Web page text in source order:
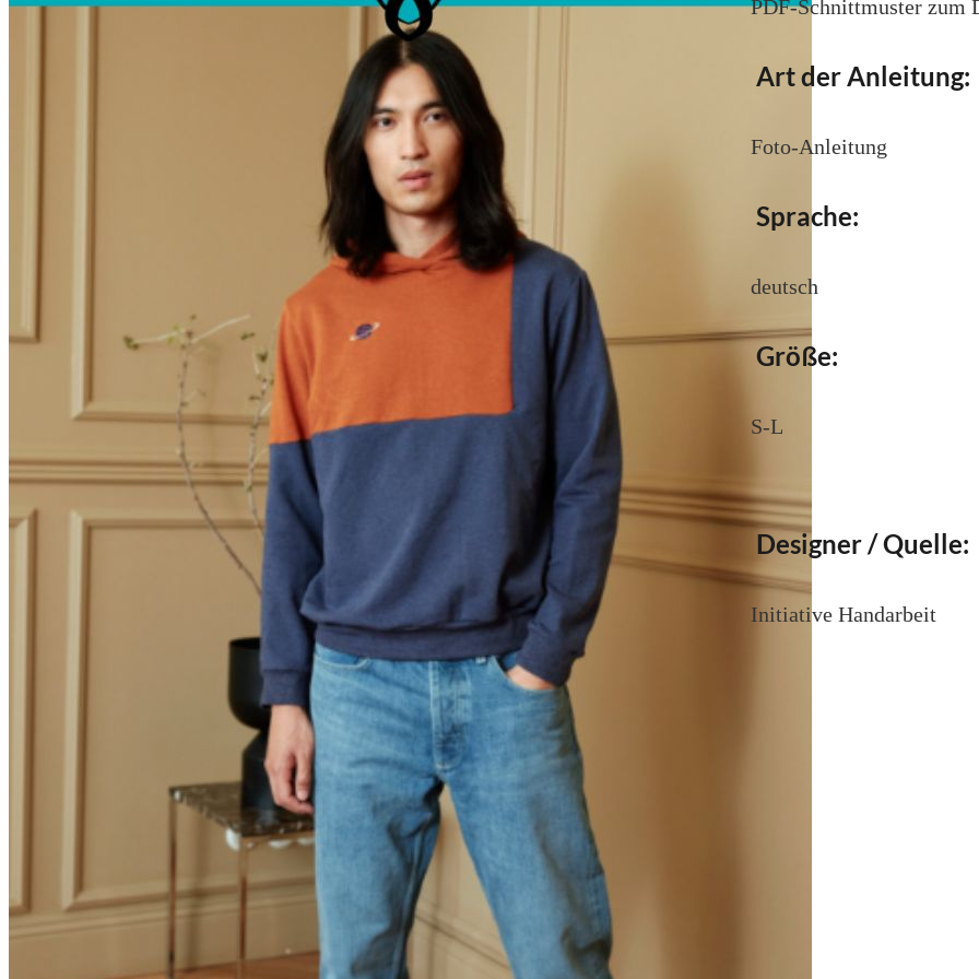
Unterwäsche & Weiteres
Kleidung nach Größen
Männer
Accessoires
Accessoires
PDF-Schnittmuster zum
Art der Anleitung:
Foto-Anleitung
Sprache:
deutsch
Größe:
S-L
Designer / Quelle:
Initiative Handarbeit